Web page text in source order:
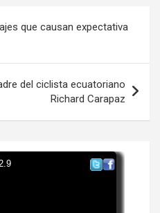
que causan expectativa
del ciclista ecuatoriano
Richard Carapaz